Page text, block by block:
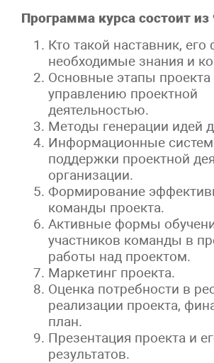
Программа курса состоит
Кто такой наставник, его
необходимые знания и
Основные этапы
управлению проектной
деятельностью.
Методы генерации идей
Информационные
поддержки проектной
организации.
Формирование
команды проекта.
Активные формы
участников команды в
работы над проектом.
Маркетинг проекта.
Оценка потребности в
реализации проекта,
план.
Презентация проекта и
результатов.